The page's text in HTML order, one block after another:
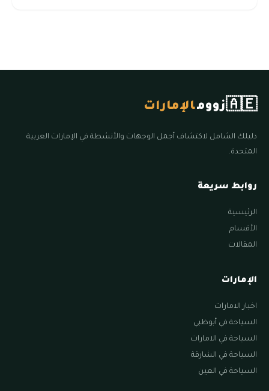
🇦🇪زوومالإمارات
دليلك الشامل لاكتشاف أجمل الوجهات والأنشطة في الإمارات العربية
المتحدة.
روابط سريعة
الرئيسية
الأقسام
المقالات
الإمارات
اخبار الامارات
السياحة في أبوظبي
السياحة في الامارات
السياحة في الشارقة
السياحة في العين